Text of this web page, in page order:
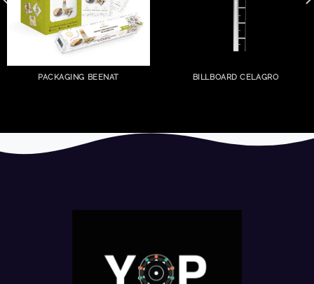
PACKAGING BEENAT BILLBOARD CELAGRO